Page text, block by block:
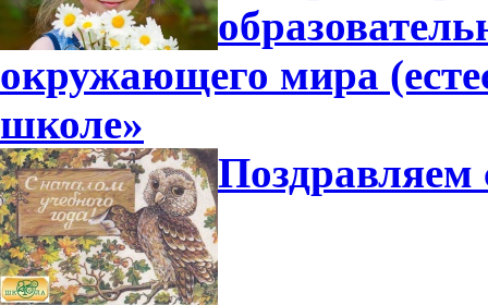
окружающего мира
школе»
Поздравляем